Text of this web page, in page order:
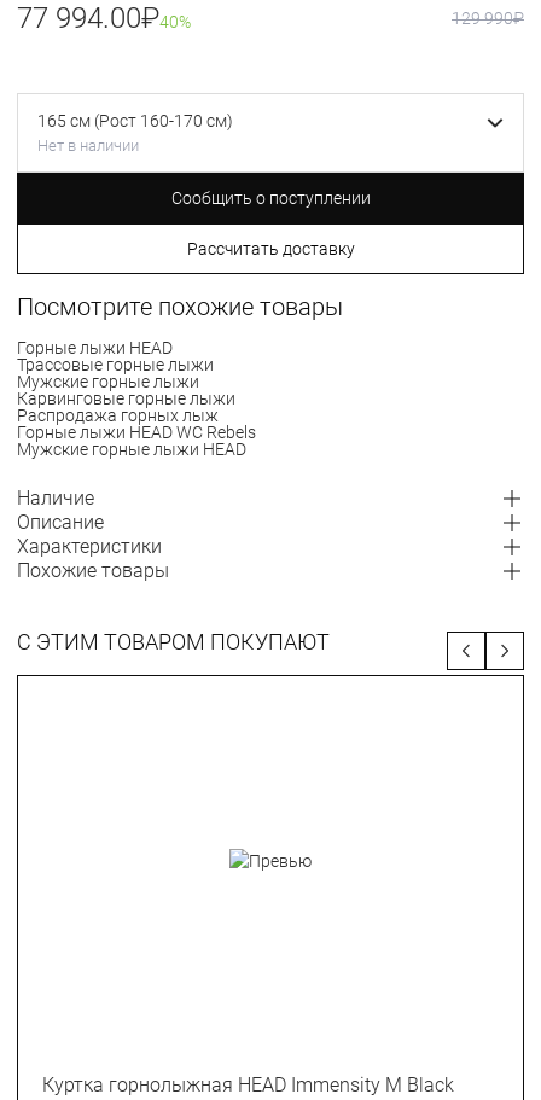
77 994.00₽40% 129 990₽
165 см (Рост 160-170 см)
Нет в наличии
Сообщить о поступлении
Рассчитать доставку
Посмотрите похожие товары
Горные лыжи HEAD
Трассовые горные лыжи
Мужские горные лыжи
Карвинговые горные лыжи
Распродажа горных лыж
Горные лыжи HEAD WC Rebels
Мужские горные лыжи HEAD
Наличие
Описание
Характеристики
Похожие товары
С ЭТИМ ТОВАРОМ ПОКУПАЮТ
Куртка горнолыжная HEAD Immensity M Black